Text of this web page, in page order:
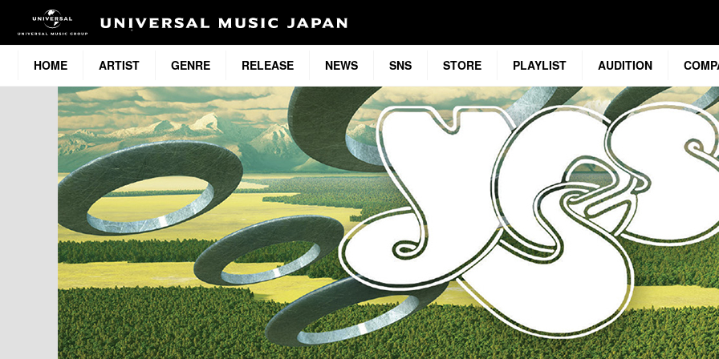
HOME ARTIST GENRE RELEASE NEWS SNS STORE PLAYLIST AUDITION